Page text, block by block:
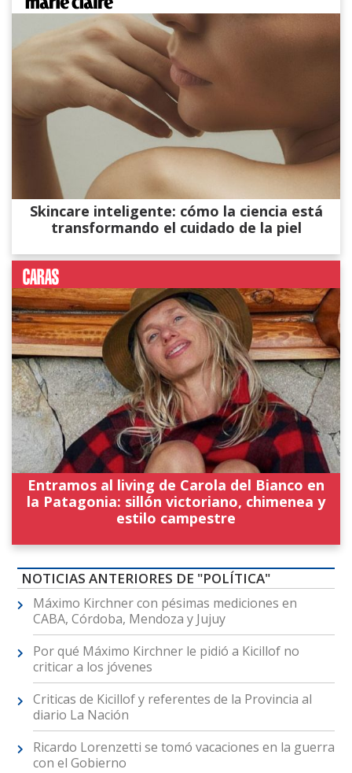
Skincare inteligente: cómo la ciencia está
transformando el cuidado de la piel
Entramos al living de Carola del Bianco en
la Patagonia: sillón victoriano, chimenea y
estilo campestre
NOTICIAS ANTERIORES DE "POLÍTICA"
Máximo Kirchner con pésimas mediciones en
CABA, Córdoba, Mendoza y Jujuy
Por qué Máximo Kirchner le pidió a Kicillof no
criticar a los jóvenes
Criticas de Kicillof y referentes de la Provincia al
diario La Nación
Ricardo Lorenzetti se tomó vacaciones en la guerra
con el Gobierno